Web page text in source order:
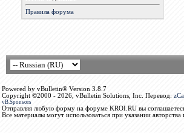
Правила форума
Powered by vBulletin® Version 3.8.7
Copyright ©2000 - 2026, vBulletin Solutions, Inc. Перевод:
vB.Sponsors
Отправляя любую форму на форуме KROI.RU вы
Все материалы могут использоваться при указании